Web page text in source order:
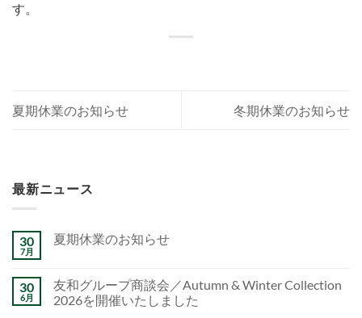
す。
夏期休業のお知らせ 冬期休業のお知らせ
最新ニュース
30
7月
夏期休業のお知らせ
30
6月
友和グループ商談会／Autumn & Winter Collection
2026を開催いたしました